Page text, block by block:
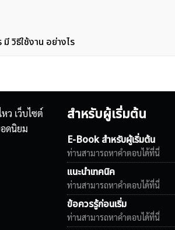
วิธีใช้งาน อย่างไร
ว เว็บไซต์
ดนิยม
สำหรับผู้เริ่มต้น
E-Book สำหรับผู้เริ่มต้น
ท่านสามารถหาคำตอบได้ที่นี่
แนะนำเทคนิค
ท่านสามารถหาคำตอบได้ที่นี่
ข้อควรรู้ก่อนเริ่ม
ท่านสามารถหาคำตอบได้ที่นี่